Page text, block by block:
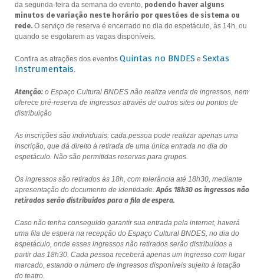
da segunda-feira da semana do evento, podendo haver alguns
minutos de variação neste horário por questões de sistema ou
rede.O serviço de reserva é encerrado no dia do espetáculo, às 14h, ou
quando se esgotarem as vagas disponíveis.
Confira as atrações dos eventos Quintas no BNDES e Sextas
Instrumentais.
Atenção:o Espaço Cultural BNDES não realiza venda de ingressos, nem
oferece pré-reserva de ingressos através de outros sites ou pontos de
distribuição
As inscrições são individuais: cada pessoa pode realizar apenas uma
inscrição, que dá direito à retirada de uma única entrada no dia do
espetáculo. Não são permitidas reservas para grupos.
Os ingressos são retirados às 18h, com tolerância até 18h30, mediante
apresentação do documento de identidade.Após 18h30 os ingressos não
retirados serão distribuídos para a fila de espera.
Caso não tenha conseguido garantir sua entrada pela internet, haverá
uma fila de espera na recepção do Espaço Cultural BNDES, no dia do
espetáculo, onde esses ingressos não retirados serão distribuídos a
partir das 18h30. Cada pessoa receberá apenas um ingresso com lugar
marcado, estando o número de ingressos disponíveis sujeito à lotação
do teatro.